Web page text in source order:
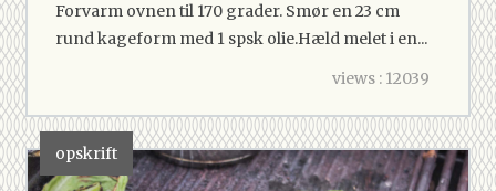
Forvarm ovnen til 170 grader. Smør en 23 cm
rund kageform med 1 spsk olie.Hæld melet i en...
views : 12039
opskrift